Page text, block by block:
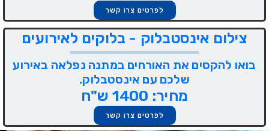
לפרטים צרו קשר
צילום אינסטבלוק - בלוקים לאירועים
בואו להקסים את האורחים במתנה נפלאה באירוע
שלכם עם אינסטבלוק.
מחיר: 1400 ש"ח
לפרטים צרו קשר